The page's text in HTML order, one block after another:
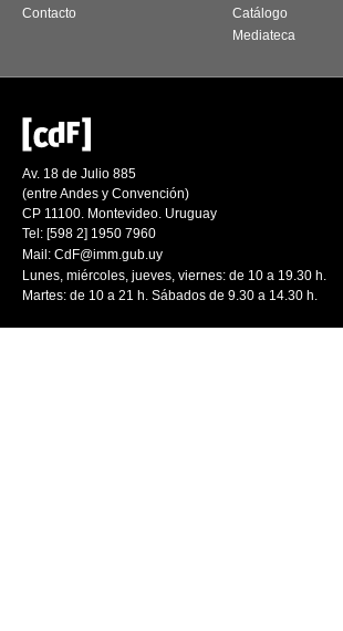
Contacto
Catálogo
Mediateca
Av. 18 de Julio 885
(entre Andes y Convención)
CP 11100. Montevideo. Uruguay
Tel: [598 2] 1950 7960
Mail: CdF@imm.gub.uy
Lunes, miércoles, jueves, viernes: de 10 a 19.30 h.
Martes: de 10 a 21 h. Sábados de 9.30 a 14.30 h.